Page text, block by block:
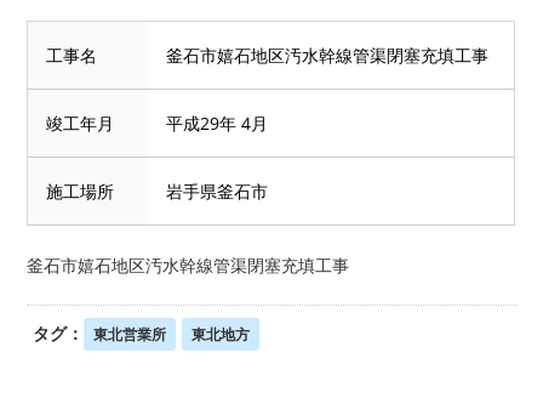
工事名 釜石市嬉石地区汚水幹線管渠閉塞充填工事
竣工年月 平成29年 4月
施工場所 岩手県釜石市
釜石市嬉石地区汚水幹線管渠閉塞充填工事
タグ： 東北営業所 東北地方